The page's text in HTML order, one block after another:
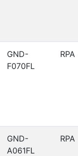
GND-
F070FL
RPA
GND-
A061FL
RPA